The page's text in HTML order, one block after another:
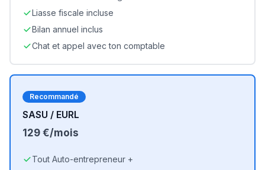
Liasse fiscale incluse
Bilan annuel inclus
Chat et appel avec ton comptable
Recommandé
SASU / EURL
129 €/mois
Tout Auto-entrepreneur +